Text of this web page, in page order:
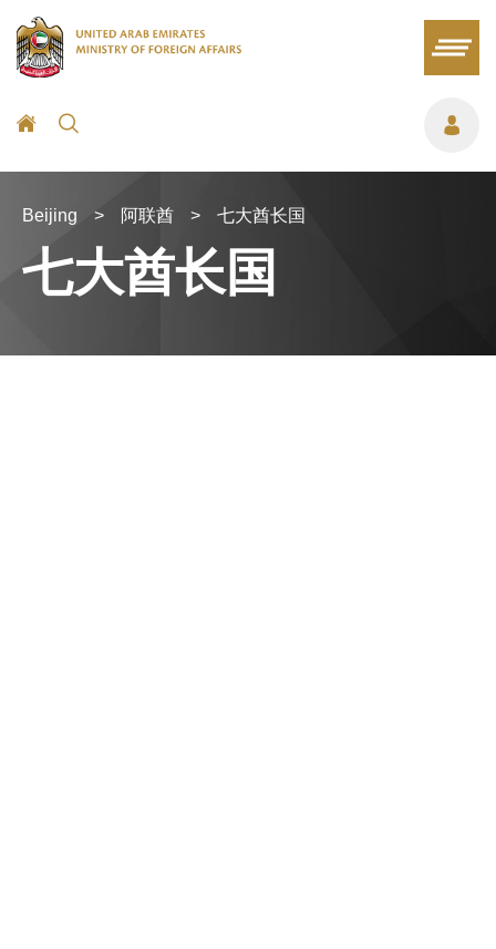
Beijing > 阿联酋 > 七大酋长国
七大酋长国